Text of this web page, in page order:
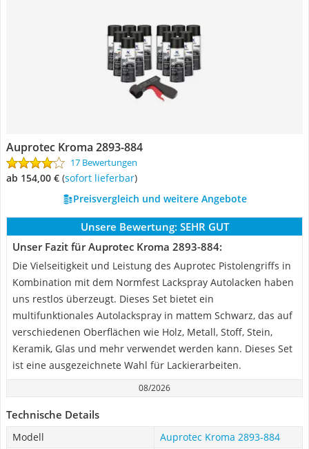
Auprotec Kroma 2893-884
17 Bewertungen
ab 154,00 € ( Sofort lieferbar)
Preisvergleich und weitere Angebote
Unsere Bewertung: SEHR GUT
Unser Fazit für Auprotec Kroma 2893-884:
Die Vielseitigkeit und Leistung des Auprotec Pistolengriffs in
Kombination mit dem Normfest Lackspray Autolacken haben
uns restlos überzeugt. Dieses Set bietet ein
multifunktionales Autolackspray in mattem Schwarz, das auf
verschiedenen Oberflächen wie Holz, Metall, Stoff, Stein,
Keramik, Glas und mehr verwendet werden kann. Dieses Set
ist eine ausgezeichnete Wahl für Lackierarbeiten.
08/2026
Technische Details
Modell
Auprotec Kroma 2893-884